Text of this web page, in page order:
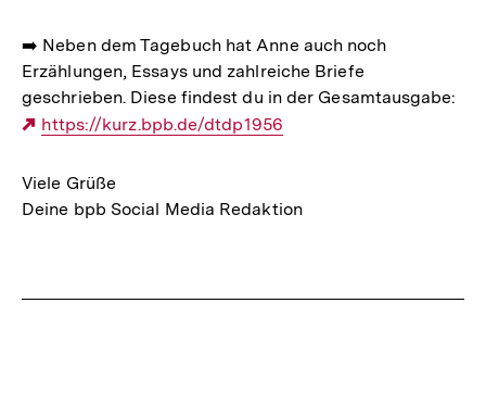
➡️ Neben dem Tagebuch hat Anne auch noch
Erzählungen, Essays und zahlreiche Briefe
geschrieben. Diese findest du in der Gesamtausgabe:
Externer
https://kurz.bpb.de/dtdp1956
Viele Grüße
Deine bpb Social Media Redaktion